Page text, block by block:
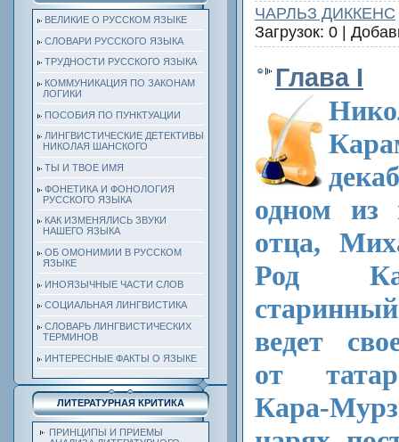
ВЕЛИКИЕ О РУССКОМ ЯЗЫКЕ
СЛОВАРИ РУССКОГО ЯЗЫКА
ТРУДНОСТИ РУССКОГО ЯЗЫКА
КОММУНИКАЦИЯ ПО ЗАКОНАМ
ЛОГИКИ
ПОСОБИЯ ПО ПУНКТУАЦИИ
ЛИНГВИСТИЧЕСКИЕ ДЕТЕКТИВЫ
НИКОЛАЯ ШАНСКОГО
ТЫ И ТВОЕ ИМЯ
ФОНЕТИКА И ФОНОЛОГИЯ
РУССКОГО ЯЗЫКА
КАК ИЗМЕНЯЛИСЬ ЗВУКИ
НАШЕГО ЯЗЫКА
ОБ ОМОНИМИИ В РУССКОМ
ЯЗЫКЕ
ИНОЯЗЫЧНЫЕ ЧАСТИ СЛОВ
СОЦИАЛЬНАЯ ЛИНГВИСТИКА
СЛОВАРЬ ЛИНГВИСТИЧЕСКИХ
ТЕРМИНОВ
ИНТЕРЕСНЫЕ ФАКТЫ О ЯЗЫКЕ
ЛИТЕРАТУРНАЯ КРИТИКА
ПРИНЦИПЫ И ПРИЕМЫ
ЧАРЛЬЗ ДИККЕНС
Загрузок: 0 |
Глава I
одном из
отца,
Род
ведет
от
Кара-